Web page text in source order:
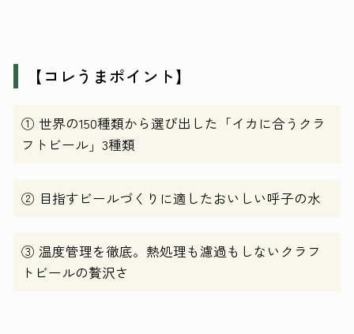
【コレうまポイント】
① 世界の150種類から選び出した「イカに合うクラ
フトビール」3種類
② 目指すビールづくりに適したおいしい呼子の水
③ 温度管理を徹底。熱処理も濾過もしないクラフ
トビールの贅沢さ